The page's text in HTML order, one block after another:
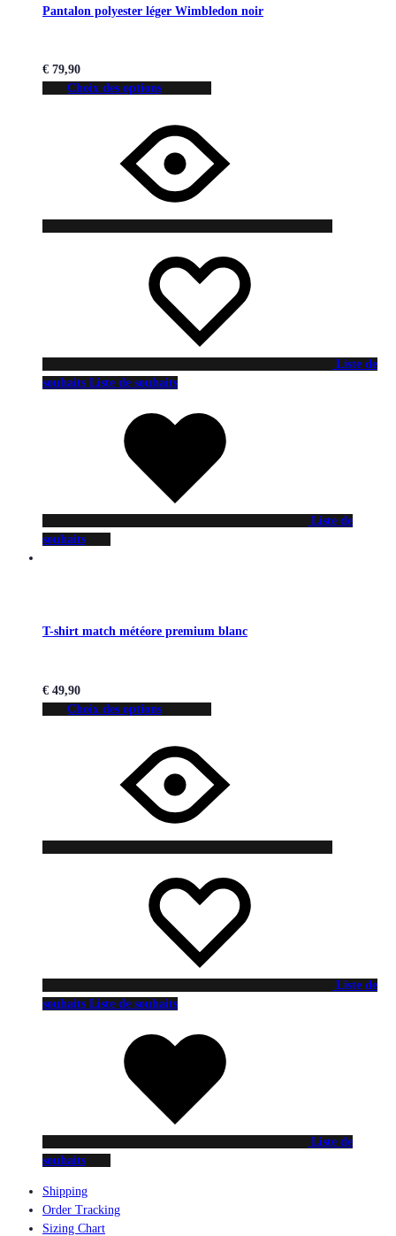
Pantalon polyester léger Wimbledon noir
€ 79,90
Choix des options
Liste de
souhaits Liste de souhaits
Liste de
souhaits
T-shirt match météore premium blanc
€ 49,90
Choix des options
Liste de
souhaits Liste de souhaits
Liste de
souhaits
Shipping
Order Tracking
Sizing Chart